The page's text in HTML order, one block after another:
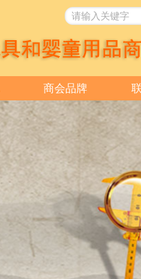
商会品牌